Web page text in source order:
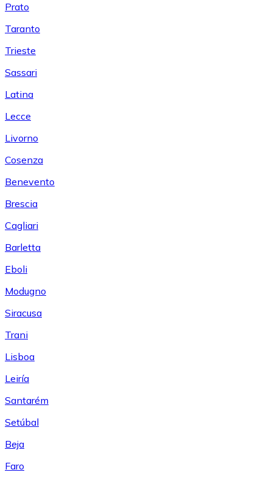
Prato
Taranto
Trieste
Sassari
Latina
Lecce
Livorno
Cosenza
Benevento
Brescia
Cagliari
Barletta
Eboli
Modugno
Siracusa
Trani
Lisboa
Leiría
Santarém
Setúbal
Beja
Faro